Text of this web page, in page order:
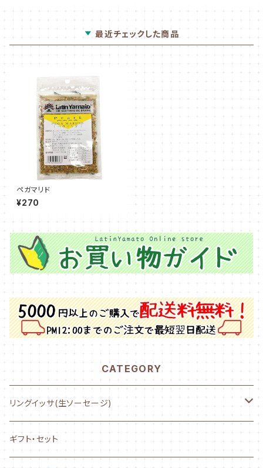
最近チェックした商品
ペガマリド
¥270
CATEGORY
リングイッサ(生ソーセージ)
NEW! AYASE CHURRASCO
ギフト・セット